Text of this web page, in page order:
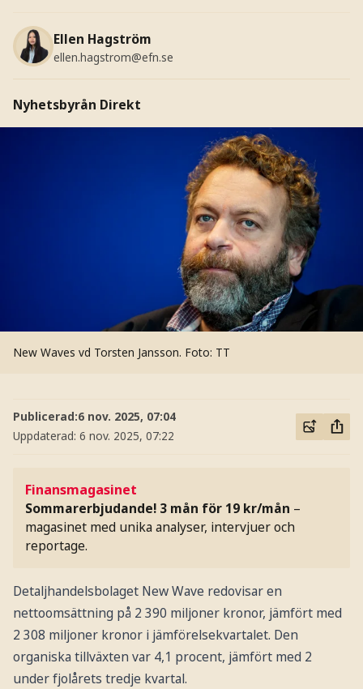
Ellen Hagström
ellen.hagstrom@efn.se
Nyhetsbyrån Direkt
New Waves vd Torsten Jansson. Foto: TT
Publicerad:6 nov. 2025, 07:04
Uppdaterad: 6 nov. 2025, 07:22
Finansmagasinet
Sommarerbjudande! 3 mån för 19 kr/mån –
magasinet med unika analyser, intervjuer och
reportage.
Detaljhandelsbolaget New Wave redovisar en
nettoomsättning på 2 390 miljoner kronor, jämfört med
2 308 miljoner kronor i jämförelsekvartalet. Den
organiska tillväxten var 4,1 procent, jämfört med 2
under fjolårets tredje kvartal.